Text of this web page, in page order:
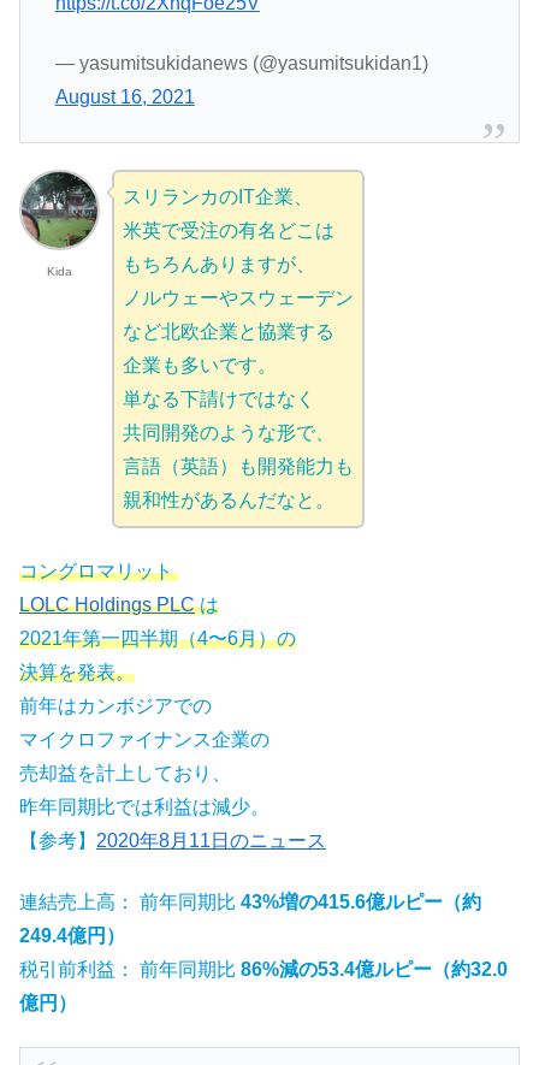
— yasumitsukidanews (@yasumitsukidan1)
August 16, 2021
Kida
スリランカのIT企業、
米英で受注の有名どこは
もちろんありますが、
ノルウェーやスウェーデン
など北欧企業と協業する
企業も多いです。
単なる下請けではなく
共同開発のような形で、
言語（英語）も開発能力も
親和性があるんだなと。
コングロマリット
LOLC Holdings PLCは
2021年第一四半期（4〜6月）の
決算を発表。
前年はカンボジアでの
マイクロファイナンス企業の
売却益を計上しており、
昨年同期比では利益は減少。
【参考】 2020年8月11日のニュース
連結売上高： 前年同期比 43%増の415.6億ルピー（約
249.4億円）
税引前利益： 前年同期 比 86%減の53.4億ルピー（約32.0
億円）